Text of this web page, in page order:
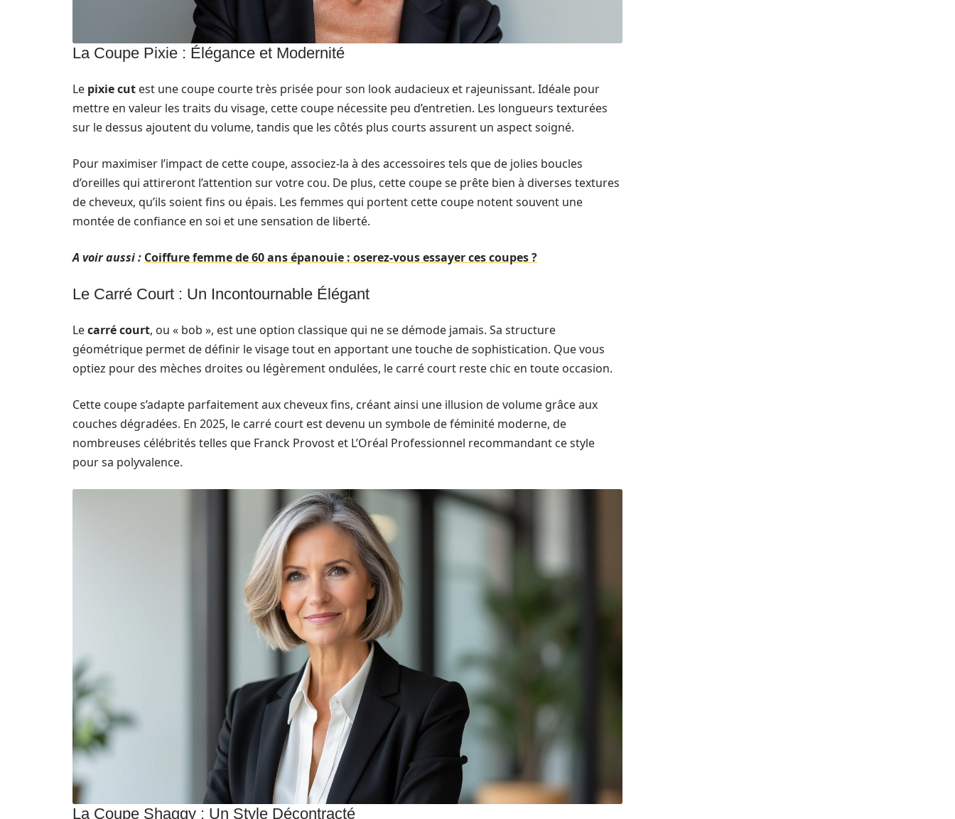
La Coupe Pixie : Élégance et Modernité
Le pixie cut est une coupe courte très prisée pour son look audacieux et rajeunissant. Idéale pour
mettre en valeur les traits du visage, cette coupe nécessite peu d’entretien. Les longueurs texturées
sur le dessus ajoutent du volume, tandis que les côtés plus courts assurent un aspect soigné.
Pour maximiser l’impact de cette coupe, associez-la à des accessoires tels que de jolies boucles
d’oreilles qui attireront l’attention sur votre cou. De plus, cette coupe se prête bien à diverses textures
de cheveux, qu’ils soient fins ou épais. Les femmes qui portent cette coupe notent souvent une
montée de confiance en soi et une sensation de liberté.
A voir aussi : Coiffure femme de 60 ans épanouie : oserez-vous essayer ces coupes ?
Le Carré Court : Un Incontournable Élégant
Lecarré court, ou « bob », est une option classique qui ne se démode jamais. Sa structure
géométrique permet de définir le visage tout en apportant une touche de sophistication. Que vous
optiez pour des mèches droites ou légèrement ondulées, le carré court reste chic en toute occasion.
Cette coupe s’adapte parfaitement aux cheveux fins, créant ainsi une illusion de volume grâce aux
couches dégradées. En 2025, le carré court est devenu un symbole de féminité moderne, de
nombreuses célébrités telles que Franck Provost et L’Oréal Professionnel recommandant ce style
pour sa polyvalence.
La Coupe Shaggy : Un Style Décontracté